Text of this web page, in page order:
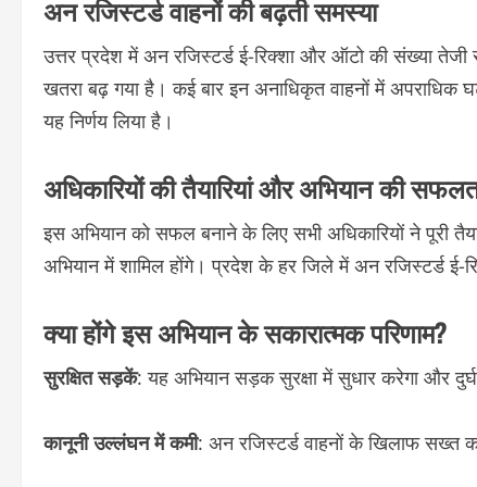
अन रजिस्टर्ड वाहनों की बढ़ती समस्या
उत्तर प्रदेश में अन रजिस्टर्ड ई-रिक्शा और ऑटो की संख्या
खतरा बढ़ गया है। कई बार इन अनाधिकृत वाहनों में अपराधिक
यह निर्णय लिया है।
अधिकारियों की तैयारियां और अभियान की
इस अभियान को सफल बनाने के लिए सभी अधिकारियों ने पूरी
अभियान में शामिल होंगे। प्रदेश के हर जिले में अन रजिस्टर्ड
क्या होंगे इस अभियान के सकारात्मक परिणाम?
सुरक्षित सड़कें: यह अभियान सड़क सुरक्षा में सुधार करेगा और
कानूनी उल्लंघन में कमी: अन रजिस्टर्ड वाहनों के खिलाफ सख्त